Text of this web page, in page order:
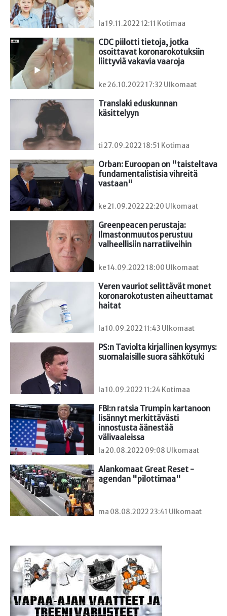
la 19.11.2022 12:11 Kotimaa
CDC piilotti tietoja, jotka
osoittavat koronarokotuksiin
liittyviä vakavia vaaroja
ke 26.10.2022 17:32 Ulkomaat
Translaki eduskunnan
käsittelyyn
ti 27.09.2022 18:51 Kotimaa
Orban: Euroopan on "taisteltava
fundamentalistisia vihreitä
vastaan"
ke 21.09.2022 22:20 Ulkomaat
Greenpeacen perustaja:
Ilmastonmuutos perustuu
valheellisiin narratiiveihin
ke 14.09.2022 18:00 Ulkomaat
Veren vauriot selittävät monet
koronarokotusten aiheuttamat
haitat
la 10.09.2022 11:43 Ulkomaat
PS:n Taviolta kirjallinen kysymys:
suomalaisille suora sähkötuki
la 10.09.2022 11:24 Kotimaa
FBI:n ratsia Trumpin kartanoon
lisännyt merkittävästi
innostusta äänestää
välivaaleissa
la 20.08.2022 09:08 Ulkomaat
Alankomaat Great Reset -
agendan "pilottimaa"
ma 08.08.2022 23:41 Ulkomaat